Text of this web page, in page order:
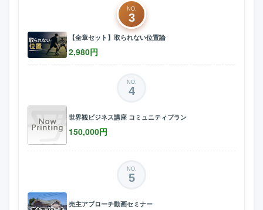
NO.
3
【全章セット】取られない位置論
2,980円
NO.
4
世界観ビジネス講座 コミュニティプラン
150,000円
NO.
5
売主アプローチ動画セミナー